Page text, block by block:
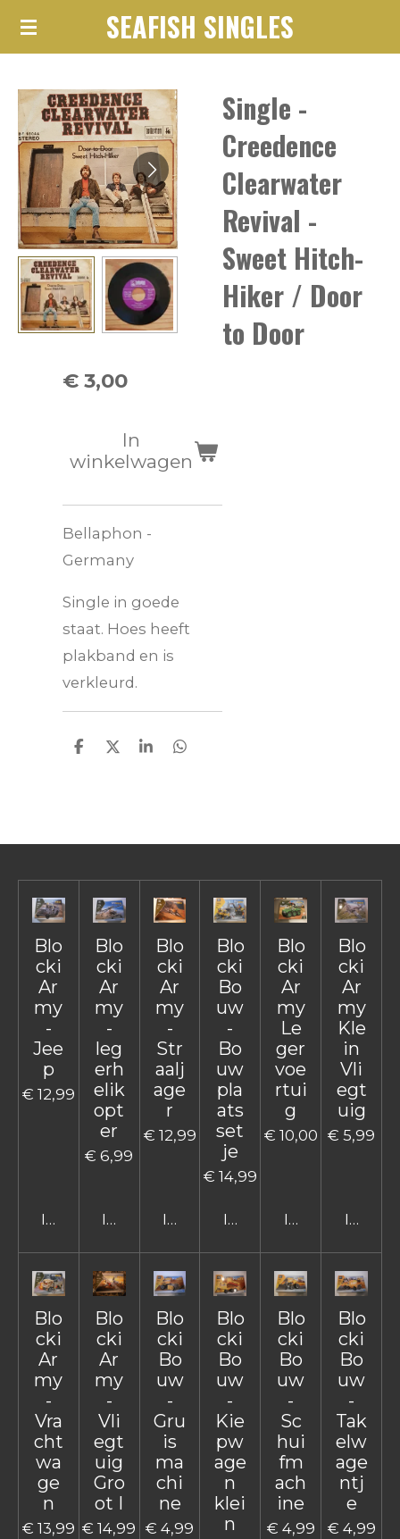
Ga
de
hoofdinhoud
SEAFISH SINGLES
Single -
Creedence
Clearwater
Revival -
Sweet Hitch-
Hiker / Door
to Door
€ 3,00
In
winkelwagen
Bellaphon -
Germany
Single in goede
staat. Hoes heeft
plakband en is
verkleurd.
D
D
S
D
Blo
cki
Ar
my
-
Jee
p
€ 12,99
In winkelwagen
Blo
cki
Ar
my
-
leg
erh
elik
opt
er
€ 6,99
In winkelwagen
Blo
cki
Ar
my
-
Str
aalj
age
r
€ 12,99
In winkelwagen
Blo
cki
Bo
uw
-
Bo
uw
pla
ats
set
je
€ 14,99
In winkelwagen
Blo
cki
Ar
my
Le
ger
voe
rtui
g
€ 10,00
In
Blo
cki
Ar
my
Kle
in
Vli
egt
uig
€ 5,99
In
Blo
cki
Ar
my
-
Vra
cht
wa
ge
n
€ 13,99
Blo
cki
Ar
my
-
Vli
egt
uig
Gro
ot I
€ 14,99
Blo
cki
Bo
uw
-
Gru
is
ma
chi
ne
€ 4,99
Blo
cki
Bo
uw
-
Kie
pw
age
n
klei
n
Blo
cki
Bo
uw
-
Sc
hui
fm
ach
ine
€ 4,99
Blo
cki
Bo
uw
-
Tak
elw
age
ntj
e
€ 4,99